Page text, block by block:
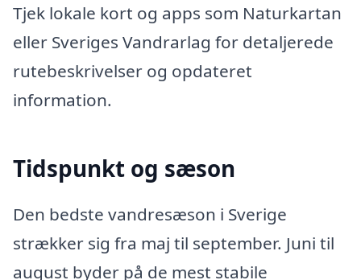
Tjek lokale kort og apps som Naturkartan
eller Sveriges Vandrarlag for detaljerede
rutebeskrivelser og opdateret
information.
Tidspunkt og sæson
Den bedste vandresæson i Sverige
strækker sig fra maj til september. Juni til
august byder på de mest stabile